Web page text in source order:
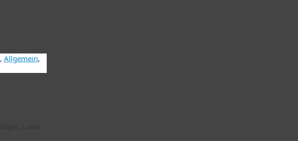
, Allgemein,